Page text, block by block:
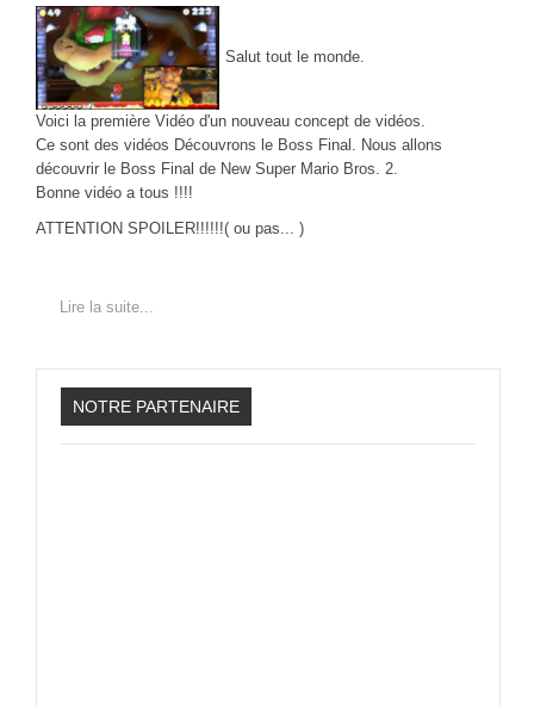
Salut tout le monde.
Voici la première Vidéo d'un nouveau concept de vidéos.
Ce sont des vidéos Découvrons le Boss Final. Nous allons
découvrir le Boss Final de New Super Mario Bros. 2.
Bonne vidéo a tous !!!!
ATTENTION SPOILER!!!!!!( ou pas... )
Lire la suite...
NOTRE PARTENAIRE